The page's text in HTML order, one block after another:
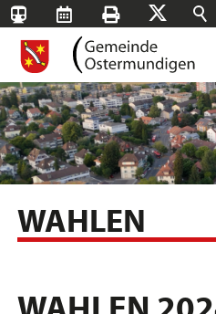
SBB-
Tageskarten
RMS Drucken
Facebook
WAHLEN